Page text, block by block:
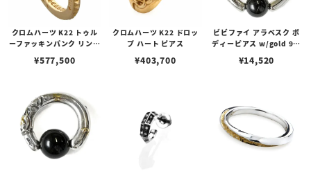
クロムハーツ K22 トゥル
ーファッキンパンク リング
¥577,500
クロムハーツ K22 ドロッ
プ ハート ピアス
¥403,700
ビビファイ アラベスク ボ
ディーピアス w/gold 9～
¥14,520